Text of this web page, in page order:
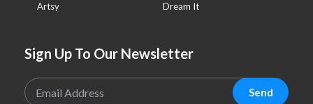
Artsy
Dream It
Sign Up To Our Newsletter
Send